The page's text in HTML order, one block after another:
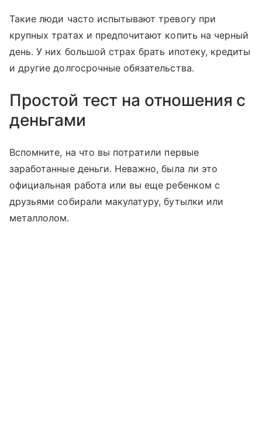
Такие люди часто испытывают тревогу при
крупных тратах и предпочитают копить на черный
день. У них большой страх брать ипотеку, кредиты
и другие долгосрочные обязательства.
Простой тест на отношения с
деньгами
Вспомните, на что вы потратили первые
заработанные деньги. Неважно, была ли это
официальная работа или вы еще ребенком с
друзьями собирали макулатуру, бутылки или
металлолом.